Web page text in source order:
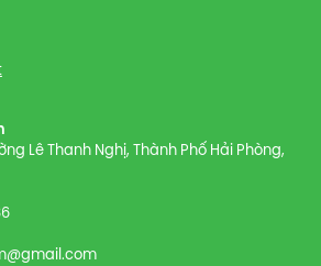
Lê Thanh Nghị, Thành Phố Hải Phòng,